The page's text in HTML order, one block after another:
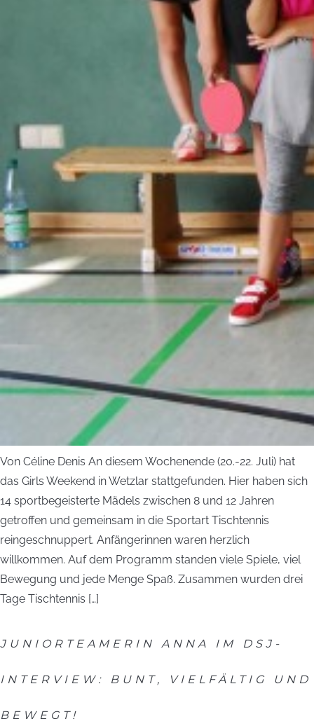
Von Céline Denis An diesem Wochenende (20.-22. Juli) hat
das Girls Weekend in Wetzlar stattgefunden. Hier haben sich
14 sportbegeisterte Mädels zwischen 8 und 12 Jahren
getroffen und gemeinsam in die Sportart Tischtennis
reingeschnuppert. Anfängerinnen waren herzlich
willkommen. Auf dem Programm standen viele Spiele, viel
Bewegung und jede Menge Spaß. Zusammen wurden drei
Tage Tischtennis […]
JUNIORTEAMERIN ANNA IM DSJ-
INTERVIEW: BUNT, VIELFÄLTIG UND
BEWEGT!